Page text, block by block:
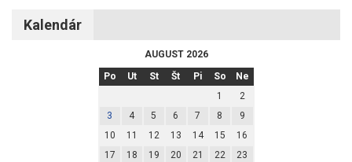
Kalendár
AUGUST 2026
Po
Ut St Št Pi So
Ne
1
2
3
4 5 6 7 8
9
10
11 12 13 14 15
16
17
18 19 20 21 22
23